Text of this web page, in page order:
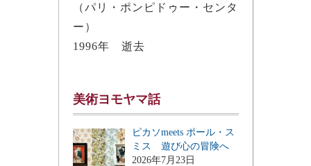
（パリ・ポンピドゥー・センタ
ー）
1996年 逝去
美術ヨモヤマ話
ピカソmeets ポール・ス
ミス 遊び心の冒険へ
2026年7月23日